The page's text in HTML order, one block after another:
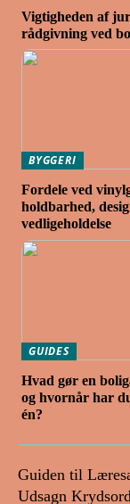
Vigtigheden af
rådgivning ved
BYGGERI
Fordele ved
holdbarhed,
vedligeholdelse
GUIDES
Hvad gør en
og hvornår har
én?
Guiden til
Udsagn